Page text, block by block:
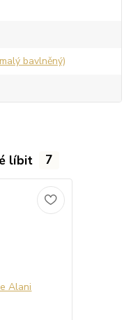
bavlněný)
líbit 7